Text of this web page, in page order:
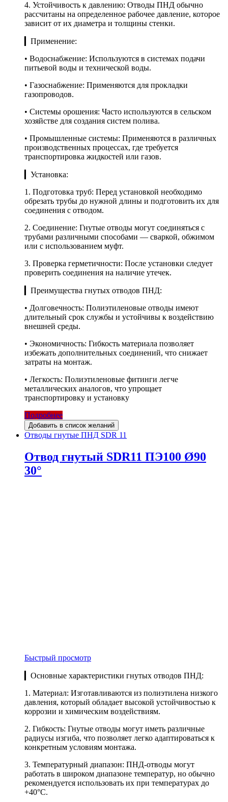
4. Устойчивость к давлению: Отводы ПНД обычно
рассчитаны на определенное рабочее давление, которое
зависит от их диаметра и толщины стенки.
▎Применение:
• Водоснабжение: Используются в системах подачи
питьевой воды и технической воды.
• Газоснабжение: Применяются для прокладки
газопроводов.
• Системы орошения: Часто используются в сельском
хозяйстве для создания систем полива.
• Промышленные системы: Применяются в различных
производственных процессах, где требуется
транспортировка жидкостей или газов.
▎Установка:
1. Подготовка труб: Перед установкой необходимо
обрезать трубы до нужной длины и подготовить их для
соединения с отводом.
2. Соединение: Гнутые отводы могут соединяться с
трубами различными способами — сваркой, обжимом
или с использованием муфт.
3. Проверка герметичности: После установки следует
проверить соединения на наличие утечек.
▎Преимущества гнутых отводов ПНД:
• Долговечность: Полиэтиленовые отводы имеют
длительный срок службы и устойчивы к воздействию
внешней среды.
• Экономичность: Гибкость материала позволяет
избежать дополнительных соединений, что снижает
затраты на монтаж.
• Легкость: Полиэтиленовые фитинги легче
металлических аналогов, что упрощает
транспортировку и установку
Подробнее
Добавить в список желаний
Отводы гнутые ПНД SDR 11
Отвод гнутый SDR11 ПЭ100 Ø90
30°
Быстрый просмотр
▎Основные характеристики гнутых отводов ПНД:
1. Материал: Изготавливаются из полиэтилена низкого
давления, который обладает высокой устойчивостью к
коррозии и химическим воздействиям.
2. Гибкость: Гнутые отводы могут иметь различные
радиусы изгиба, что позволяет легко адаптироваться к
конкретным условиям монтажа.
3. Температурный диапазон: ПНД-отводы могут
работать в широком диапазоне температур, но обычно
рекомендуется использовать их при температурах до
+40°C.